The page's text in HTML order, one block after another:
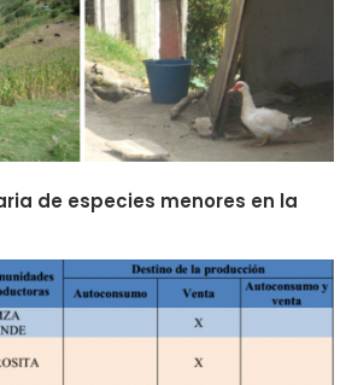
de especies menores en la